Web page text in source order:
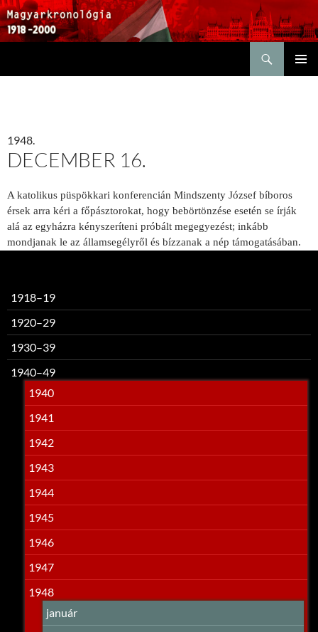
1948.
DECEMBER 16.
A katolikus püspökkari konferencián Mindszenty József bíboros
érsek arra kéri a főpásztorokat, hogy bebörtönzése esetén se írják
alá az egyházra kényszeríteni próbált megegyezést; inkább
mondjanak le az államsegélyről és bízzanak a nép támogatásában.
1918–19
1920–29
1930–39
1940–49
1940
1941
1942
1943
1944
1945
1946
1947
1948
január